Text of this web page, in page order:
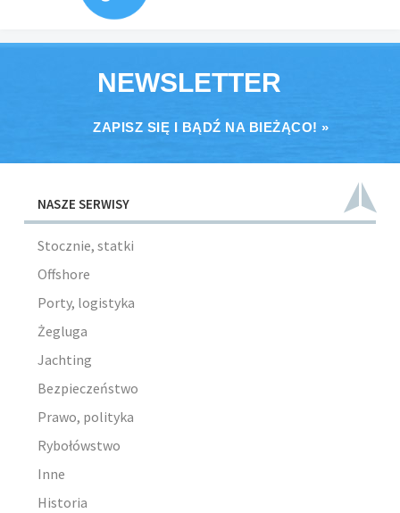
NEWSLETTER
ZAPISZ SIĘ I BĄDŹ NA BIEŻĄCO! »
NASZE SERWISY
Stocznie, statki
Offshore
Porty, logistyka
Żegluga
Jachting
Bezpieczeństwo
Prawo, polityka
Rybołówstwo
Inne
Historia